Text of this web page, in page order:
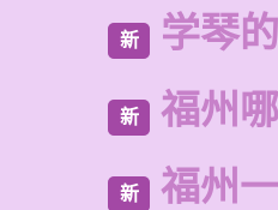
新 学琴
新 福州
新 福州